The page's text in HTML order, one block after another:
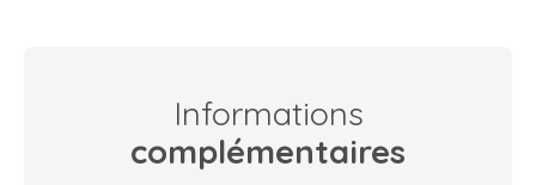
Informations
complémentaires